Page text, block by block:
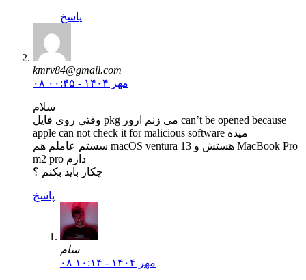
پاسخ
kmrv84@gmail.com
۰۸ مهر ۱۴۰۴ - ۰۰:۴۵
سلام
وقتی روی فایل pkg می زنم ارور can’t be opened because
apple can not check it for malicious software میده
سستم عاملم هم macOS ventura 13 هستش و MacBook Pro
m2 pro دارم
چکار باید بکنم ؟
پاسخ
سام
۰۸ مهر ۱۴۰۴ - ۱۰:۱۴